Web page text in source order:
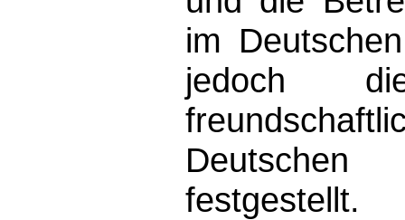
im
jedoch
festgestellt.